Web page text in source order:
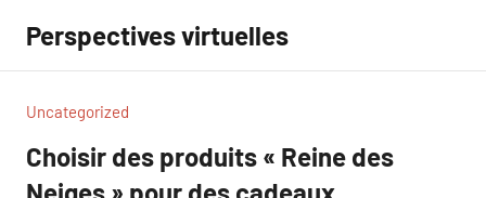
contenu
Perspectives virtuelles
Uncategorized
Choisir des produits « Reine des